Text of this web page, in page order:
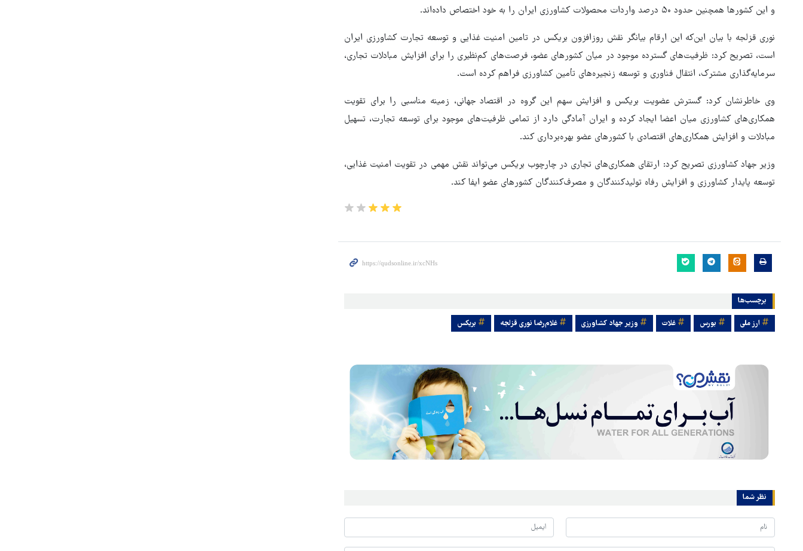
و این کشورها همچنین حدود ۵۰ درصد واردات محصولات کشاورزی ایران را به خود اختصاص داده‌اند.
نوری قزلجه با بیان این‌که این ارقام بیانگر نقش روزافزون بریکس در تامین امنیت غذایی و توسعه تجارت کشاورزی ایران
است، تصریح کرد: ظرفیت‌های گسترده موجود در میان کشورهای عضو، فرصت‌های کم‌نظیری را برای افزایش مبادلات تجاری،
سرمایه‌گذاری مشترک، انتقال فناوری و توسعه زنجیره‌های تأمین کشاورزی فراهم کرده است.
وی خاطرنشان کرد: گسترش عضویت بریکس و افزایش سهم این گروه در اقتصاد جهانی، زمینه مناسبی را برای تقویت
همکاری‌های کشاورزی میان اعضا ایجاد کرده و ایران آمادگی دارد از تمامی ظرفیت‌های موجود برای توسعه تجارت، تسهیل
مبادلات و افزایش همکاری‌های اقتصادی با کشورهای عضو بهره‌برداری کند.
وزیر جهاد کشاورزی تصریح کرد: ارتقای همکاری‌های تجاری در چارچوب بریکس می‌تواند نقش مهمی در تقویت امنیت غذایی،
توسعه پایدار کشاورزی و افزایش رفاه تولیدکنندگان و مصرف‌کنندگان کشورهای عضو ایفا کند.
برچسب‌ها
ارز ملی بورس غلات وزیر جهاد کشاورزی غلام‌رضا نوری قزلجه بریکس
نظر شما